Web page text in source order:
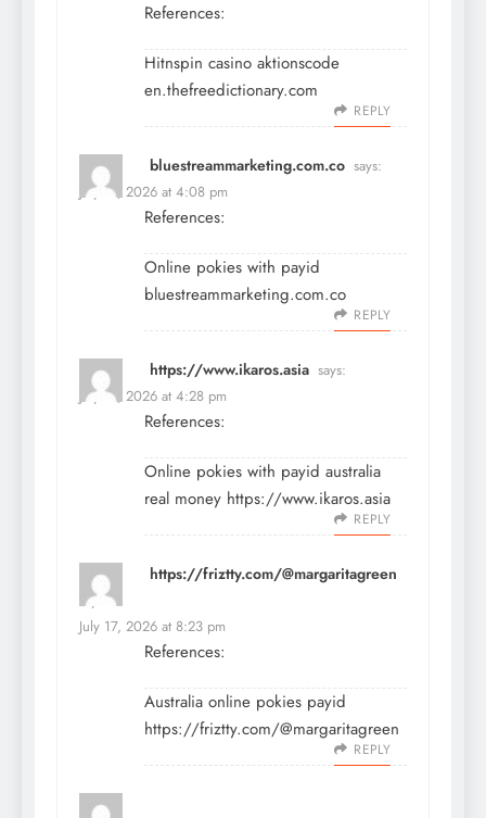
References:
Hitnspin casino aktionscode
en.thefreedictionary.com
REPLY
bluestreammarketing.com.co says:
July 17, 2026 at 4:08 pm
References:
Online pokies with payid
bluestreammarketing.com.co
REPLY
https://www.ikaros.asia says:
July 17, 2026 at 4:28 pm
References:
Online pokies with payid australia
real money https://www.ikaros.asia
REPLY
https://friztty.com/@margaritagreen
says:
July 17, 2026 at 8:23 pm
References:
Australia online pokies payid
https://friztty.com/@margaritagreen
REPLY